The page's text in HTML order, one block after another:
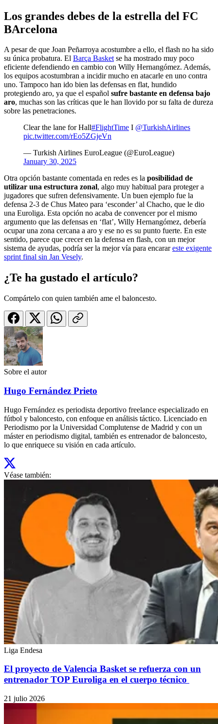
Los grandes debes de la estrella del FC
BArcelona
A pesar de que Joan Peñarroya acostumbre a ello, el flash no ha sido
su única probatura. El Barça Basketse ha mostrado muy poco
eficiente defendiendo en cambio con Willy Hernangómez. Además,
los equipos acostumbran a incidir mucho en atacarle en uno contra
uno. Tampoco han ido bien las defensas en flat, hundido
protegiendo aro, ya que el español sufre bastante en defensa bajo
aro, muchas son las críticas que le han llovido por su falta de dureza
sobre las penetraciones.
Clear the lane for Hall#FlightTime I @TurkishAirlines
pic.twitter.com/rEo5ZGjeVn
— Turkish Airlines EuroLeague (@EuroLeague)
January 30, 2025
Otra opción bastante comentada en redes es la posibilidad de
utilizar una estructura zonal, algo muy habitual para proteger a
jugadores que sufren defensivamente. Un buen ejemplo fue la
defensa 2-3 de Chus Mateo para ‘esconder’ al Chacho, que le dio
una Euroliga. Esta opción no acaba de convencer por el mismo
argumento que las defensas en ‘flat’, Willy Hernangómez, debería
ocupar una zona cercana a aro y ese no es su punto fuerte. En este
sentido, parece que crecer en la defensa en flash, con un mejor
sistema de ayudas, podría ser la mejor vía para encarareste exigente
sprint final sin Jan Vesely.
¿Te ha gustado el artículo?
Compártelo con quien también ame el baloncesto.
Sobre el autor
Hugo Fernández Prieto
Hugo Fernández es periodista deportivo freelance especializado en
fútbol y baloncesto, con enfoque en análisis táctico. Licenciado en
Periodismo por la Universidad Complutense de Madrid y con un
máster en periodismo digital, también es entrenador de baloncesto,
lo que enriquece su visión en cada artículo.
Véase también:
Liga Endesa
El proyecto de Valencia Basket se refuerza con un
entrenador TOP Euroliga en el cuerpo técnico
21 julio 2026